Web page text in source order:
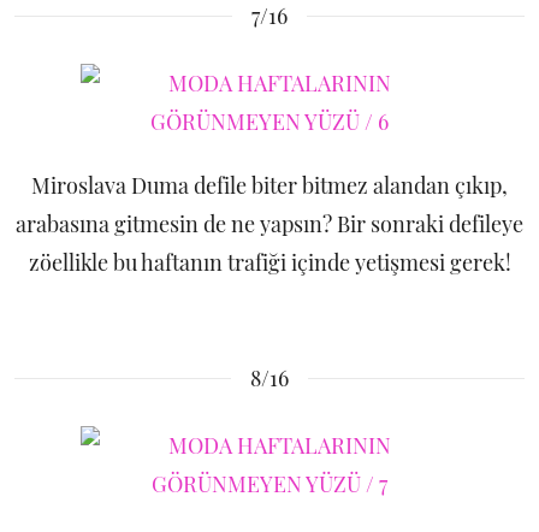
7/16
Miroslava Duma defile biter bitmez alandan çıkıp,
arabasına gitmesin de ne yapsın? Bir sonraki defileye
zöellikle bu haftanın trafiği içinde yetişmesi gerek!
8/16